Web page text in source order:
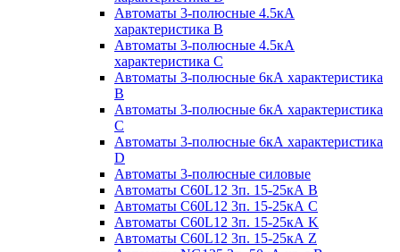
Автоматы 3-полюсные 4.5кА
характеристика В
Автоматы 3-полюсные 4.5кА
характеристика С
Автоматы 3-полюсные 6кА характеристика
B
Автоматы 3-полюсные 6кА характеристика
C
Автоматы 3-полюсные 6кА характеристика
D
Автоматы 3-полюсные силовые
Автоматы C60L12 3п. 15-25кА B
Автоматы C60L12 3п. 15-25кА C
Автоматы C60L12 3п. 15-25кА K
Автоматы C60L12 3п. 15-25кА Z